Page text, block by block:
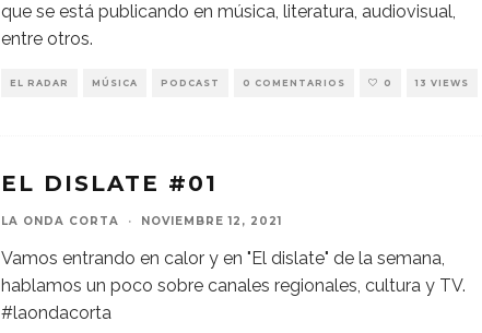
que se está publicando en música, literatura, audiovisual,
entre otros.
EL RADAR MÚSICA PODCAST 0 COMENTARIOS 0 13 VIEWS
EL DISLATE #01
LA ONDA CORTA · NOVIEMBRE 12, 2021
Vamos entrando en calor y en "El dislate" de la semana,
hablamos un poco sobre canales regionales, cultura y TV.
#laondacorta